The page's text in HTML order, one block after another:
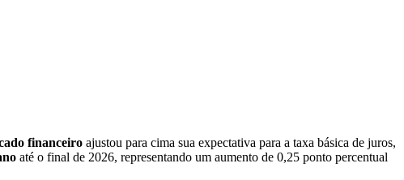
financeiro ajustou para cima sua expectativa para a taxa básica de juros,
até o final de 2026, representando um aumento de 0,25 ponto percentual